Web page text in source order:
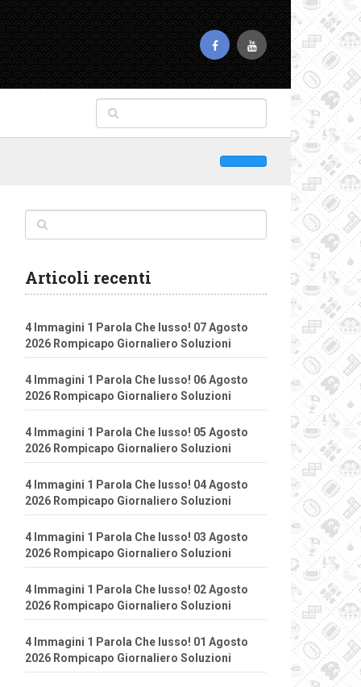
Articoli recenti
4 Immagini 1 Parola Che lusso! 07 Agosto
2026 Rompicapo Giornaliero Soluzioni
4 Immagini 1 Parola Che lusso! 06 Agosto
2026 Rompicapo Giornaliero Soluzioni
4 Immagini 1 Parola Che lusso! 05 Agosto
2026 Rompicapo Giornaliero Soluzioni
4 Immagini 1 Parola Che lusso! 04 Agosto
2026 Rompicapo Giornaliero Soluzioni
4 Immagini 1 Parola Che lusso! 03 Agosto
2026 Rompicapo Giornaliero Soluzioni
4 Immagini 1 Parola Che lusso! 02 Agosto
2026 Rompicapo Giornaliero Soluzioni
4 Immagini 1 Parola Che lusso! 01 Agosto
2026 Rompicapo Giornaliero Soluzioni